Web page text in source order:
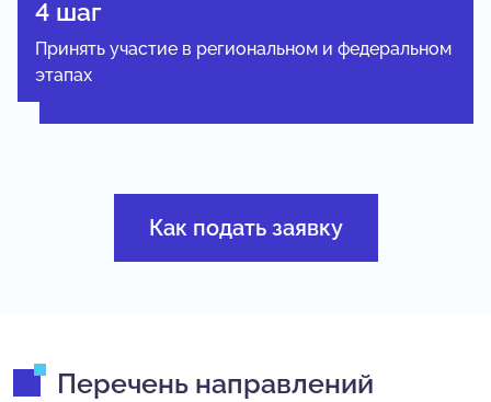
4 шаг
Принять участие в региональном и федеральном
этапах
Как подать заявку
Перечень направлений